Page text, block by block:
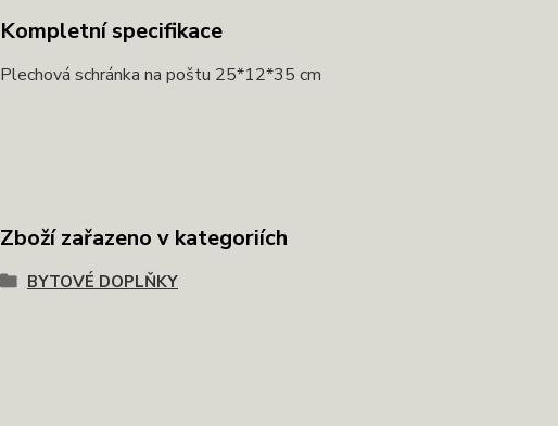
Kompletní specifikace
Plechová schránka na poštu 25*12*35 cm
Zboží zařazeno v kategoriích
BYTOVÉ DOPLŇKY